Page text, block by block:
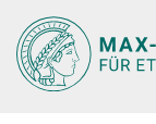
Hauptinhalt